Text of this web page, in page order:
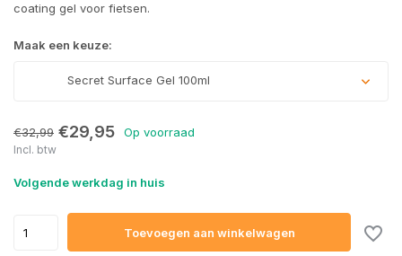
coating gel voor fietsen.
Maak een keuze:
Secret Surface Gel 100ml
€32,99 €29,95 Op voorraad
Incl. btw
Volgende werkdag in huis
Toevoegen aan winkelwagen